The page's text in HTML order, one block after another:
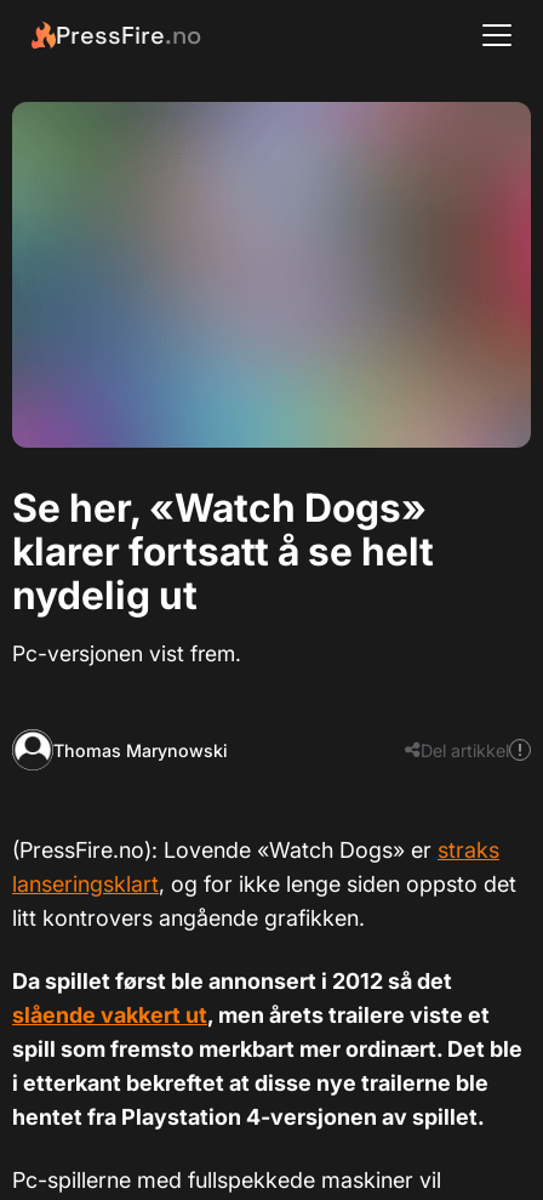
PressFire.no
Se her, «Watch Dogs»
klarer fortsatt å se helt
nydelig ut
Pc-versjonen vist frem.
Thomas Marynowski Del artikkel
(PressFire.no): Lovende «Watch Dogs» er straks
lanseringsklart, og for ikke lenge siden oppsto det
litt kontrovers angående grafikken.
Da spillet først ble annonsert i 2012 så det
slående vakkert ut, men årets trailere viste et
spill som fremsto merkbart mer ordinært. Det ble
i etterkant bekreftet at disse nye trailerne ble
hentet fra Playstation 4-versjonen av spillet.
Pc-spillerne med fullspekkede maskiner vil